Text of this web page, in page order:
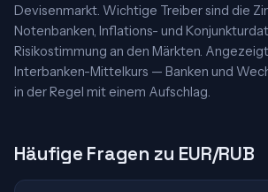
Devisenmarkt. Wichtige Treiber sind die
Notenbanken, Inflations- und
Risikostimmung an den Märkten.
Interbanken-Mittelkurs — Banken und
in der Regel mit einem Aufschlag.
Häufige Fragen zu EUR/RUB